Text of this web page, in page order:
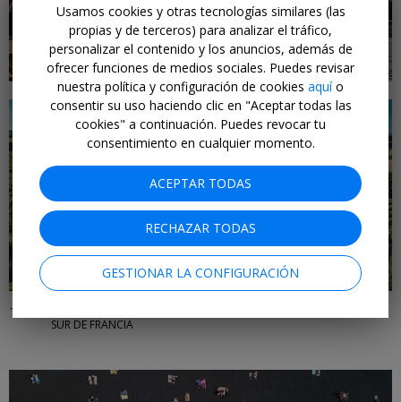
-40%
SUR DE FRANCIA
Usamos cookies y otras tecnologías similares (las
propias y de terceros) para analizar el tráfico,
personalizar el contenido y los anuncios, además de
ofrecer funciones de medios sociales. Puedes revisar
nuestra política y configuración de cookies aquío
consentir su uso haciendo clic en "Aceptar todas las
cookies" a continuación. Puedes revocar tu
consentimiento en cualquier momento.
ACEPTAR TODAS
RECHAZAR TODAS
GESTIONAR LA CONFIGURACIÓN